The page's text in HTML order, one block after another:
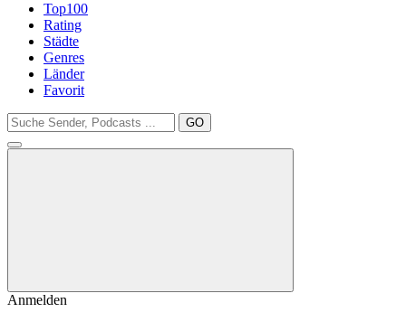
Top100
Rating
Städte
Genres
Länder
Favorit
GO
Anmelden